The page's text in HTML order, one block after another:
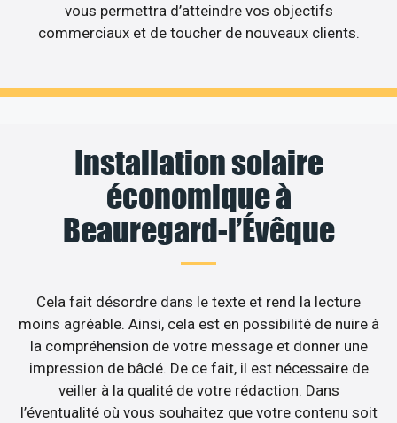
vous permettra d’atteindre vos objectifs
commerciaux et de toucher de nouveaux clients.
Installation solaire
économique à
Beauregard-l’Évêque
Cela fait désordre dans le texte et rend la lecture
moins agréable. Ainsi, cela est en possibilité de nuire à
la compréhension de votre message et donner une
impression de bâclé. De ce fait, il est nécessaire de
veiller à la qualité de votre rédaction. Dans
l’éventualité où vous souhaitez que votre contenu soit